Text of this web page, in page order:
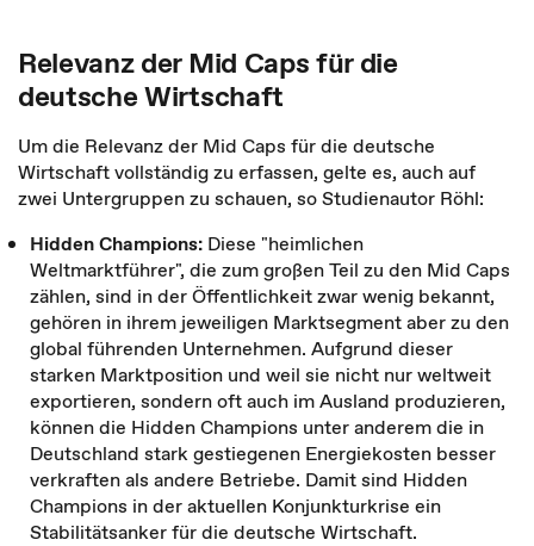
Relevanz der Mid Caps für die
deutsche Wirtschaft
Um die Relevanz der Mid Caps für die deutsche
Wirtschaft vollständig zu erfassen, gelte es, auch auf
zwei Untergruppen zu schauen, so Studienautor Röhl:
Hidden Champions: Diese "heimlichen
Weltmarktführer", die zum großen Teil zu den Mid Caps
zählen, sind in der Öffentlichkeit zwar wenig bekannt,
gehören in ihrem jeweiligen Marktsegment aber zu den
global führenden Unternehmen. Aufgrund dieser
starken Marktposition und weil sie nicht nur weltweit
exportieren, sondern oft auch im Ausland produzieren,
können die Hidden Champions unter anderem die in
Deutschland stark gestiegenen Energiekosten besser
verkraften als andere Betriebe. Damit sind Hidden
Champions in der aktuellen Konjunkturkrise ein
Stabilitätsanker für die deutsche Wirtschaft.